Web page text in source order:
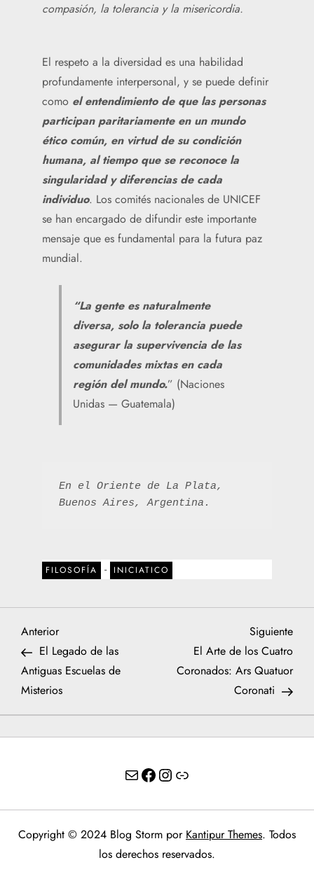
compasión, la tolerancia y la misericordia.​
El respeto a la diversidad es una habilidad
profundamente interpersonal, y se puede definir
como el entendimiento de que las personas
participan paritariamente en un mundo
ético común, en virtud de su condición
humana, al tiempo que se reconoce la
singularidad y diferencias de cada
individuo. Los comités nacionales de UNICEF
se han encargado de difundir este importante
mensaje que es fundamental para la futura paz
mundial.
“La gente es naturalmente
diversa, solo la tolerancia puede
asegurar la supervivencia de las
comunidades mixtas en cada
región del mundo.” (Naciones
Unidas — Guatemala)
En el Oriente de La Plata,
Buenos Aires, Argentina .
FILOSOFÍA - INICIATICO
N
a
v
e
a
c
Entrada
anterior
Anterior
El Legado de las
Antiguas Escuelas de
Misterios
Siguiente
El Arte de los Cuatro
Coronados: Ars Quatuor
Coronati
Correo Electrónico
Facebook
Instagram
Copyright © 2024 Blog Storm por Kantipur Themes. Todos
los derechos reservados.